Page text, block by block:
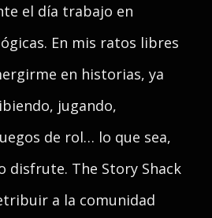
el día trabajo en
En mis ratos libres
en historias, ya
jugando,
de rol… lo que sea,
disfrute. The Story Shack
a la comunidad